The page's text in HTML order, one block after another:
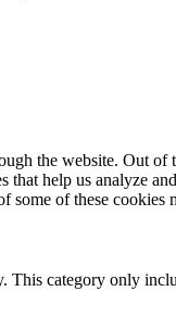
the website. Out of
help us analyze
some of these
category only